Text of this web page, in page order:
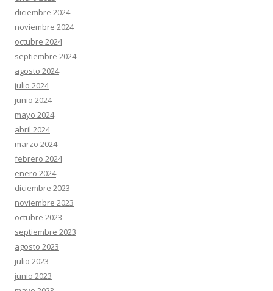
diciembre 2024
noviembre 2024
octubre 2024
septiembre 2024
agosto 2024
julio 2024
junio 2024
mayo 2024
abril 2024
marzo 2024
febrero 2024
enero 2024
diciembre 2023
noviembre 2023
octubre 2023
septiembre 2023
agosto 2023
julio 2023
junio 2023